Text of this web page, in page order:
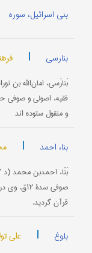
بنی اسرائیل، سوره
بنارسی |
فقیه، اصولی و صوفی
و منقول ستوده اند
بنا، احمد |
صوفی سدۀ
قرآن گرديد.
بلوغ | علی